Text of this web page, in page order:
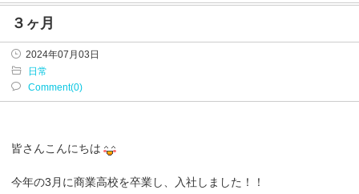
３ヶ月
2024年07月03日
日常
Comment(0)
皆さんこんにちは
今年の3月に商業高校を卒業し、入社しました！！